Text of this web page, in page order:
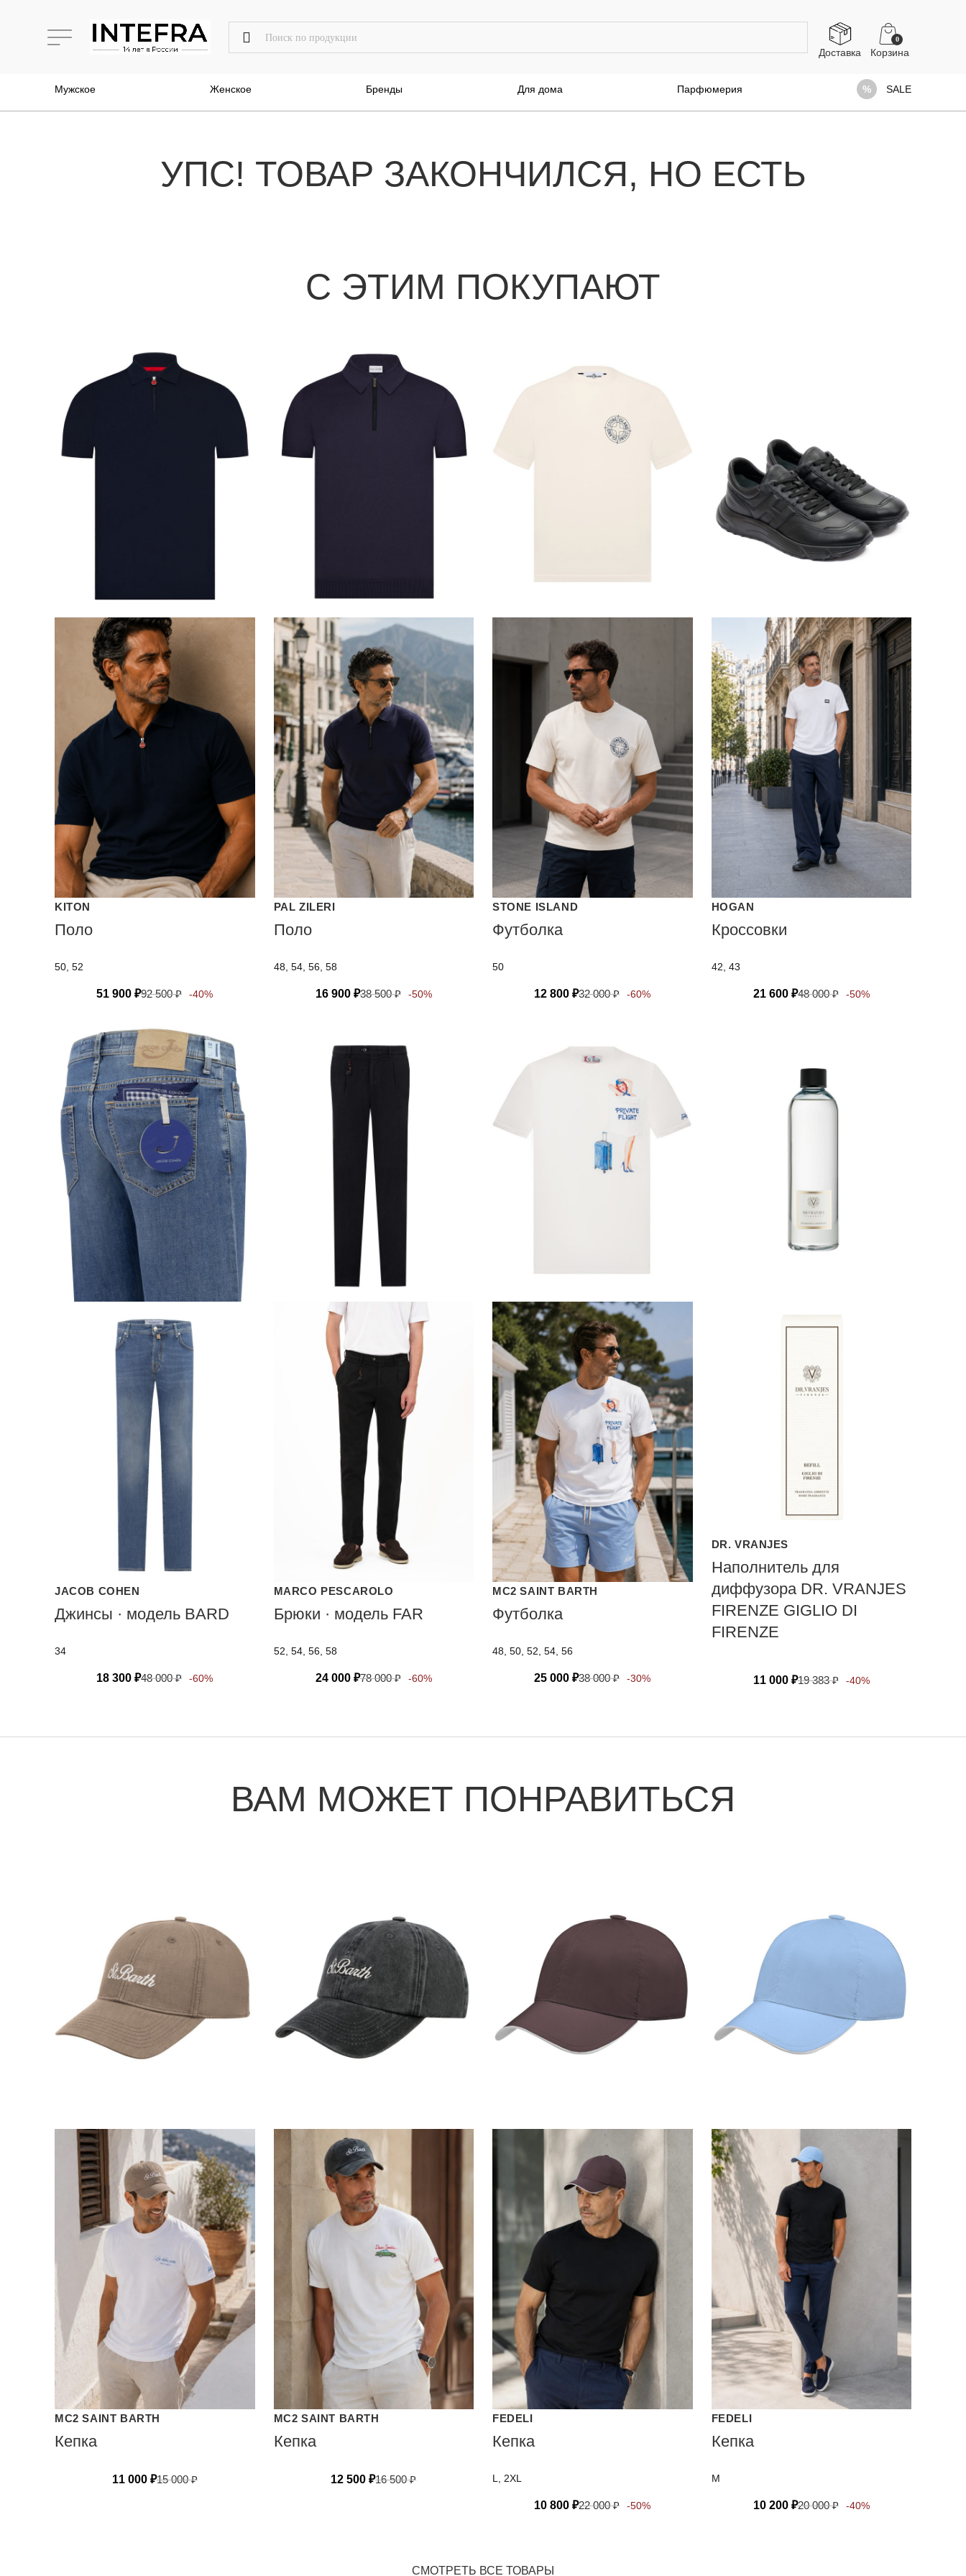
Доставка
0
Мужское Женское Бренды Для дома Парфюмерия SALE
УПС! ТОВАР ЗАКОНЧИЛСЯ, НО ЕСТЬ
С ЭТИМ ПОКУПАЮТ
KITON
Поло
50, 52
51 900₽92 500₽ -40%
PAL ZILERI
Поло
48, 54, 56, 58
16 900 ₽38 500₽ -50%
STONE ISLAND
Футболка
50
12 800₽32 000₽ -60%
HOGAN
Кроссовки
42, 43
21 600 ₽48 000₽ -50%
JACOB COHEN
Джинсы · модель BARD
34
18 300₽48 000₽ -60%
MARCO PESCAROLO
Брюки · модель FAR
52, 54, 56, 58
24 000 ₽78 000₽ -60%
MC2 SAINT BARTH
Футболка
48, 50, 52, 54, 56
25 000₽38 000₽ -30%
DR. VRANJES
Наполнитель для
диффузора DR. VRANJES
FIRENZE GIGLIO DI
FIRENZE
11 000 ₽19 383₽ -40%
ВАМ МОЖЕТ ПОНРАВИТЬСЯ
MC2 SAINT BARTH
Кепка
11 000 ₽15 000₽
MC2 SAINT BARTH
Кепка
12 500₽16 500₽
FEDELI
Кепка
L, 2XL
10 800₽22 000₽ -50%
FEDELI
Кепка
M
10 200 ₽20 000₽ -40%
СМОТРЕТЬ ВСЕ ТОВАРЫ